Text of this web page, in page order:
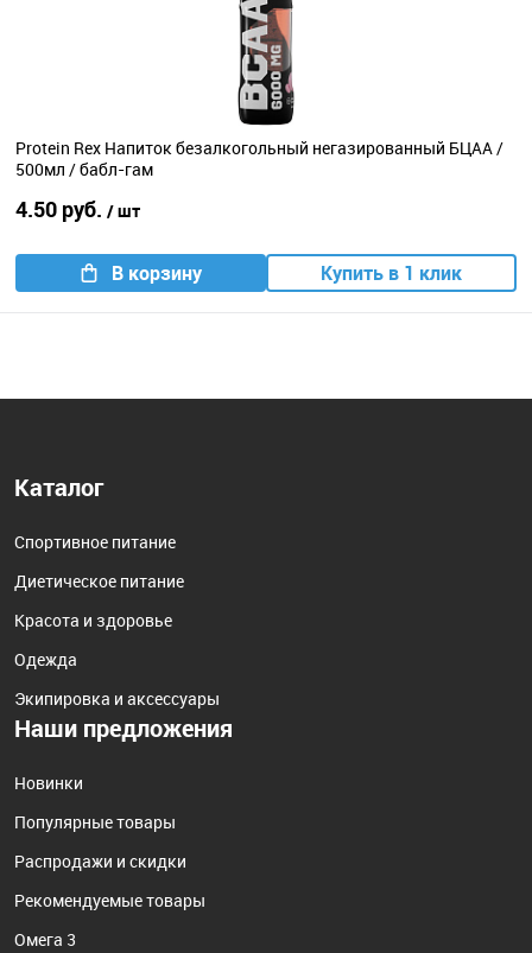
Protein Rex Напиток безалкогольный негазированный БЦАА /
500мл / бабл-гам
4.50 руб. / шт
В корзину Купить в 1 клик
Каталог
Спортивное питание
Диетическое питание
Красота и здоровье
Одежда
Экипировка и аксессуары
Наши предложения
Новинки
Популярные товары
Распродажи и скидки
Рекомендуемые товары
Омега 3